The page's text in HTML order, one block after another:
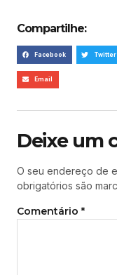
Compartilhe:
Facebook Twitter
Email
Deixe um
O seu endereço de
obrigatórios são
Comentário *